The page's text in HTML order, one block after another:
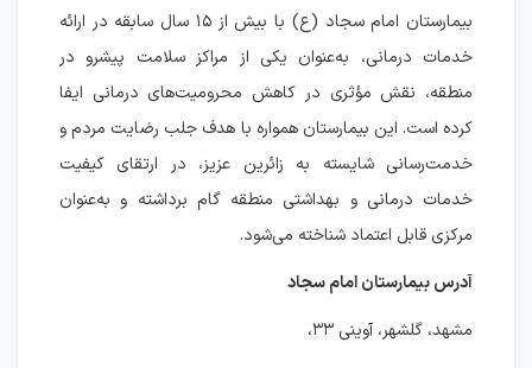
بیمارستان امام سجاد (ع) با بیش از ۱۵ سال سابقه در ارائه
خدمات درمانی، به‌عنوان یکی از مراکز سلامت پیشرو در
منطقه، نقش مؤثری در کاهش محرومیت‌های درمانی ایفا
کرده است. این بیمارستان همواره با هدف جلب رضایت مردم و
خدمت‌رسانی شایسته به زائرین عزیز، در ارتقای کیفیت
خدمات درمانی و بهداشتی منطقه گام برداشته و به‌عنوان
مرکزی قابل اعتماد شناخته می‌شود.
آدرس بیمارستان امام سجاد
مشهد، گلشهر، آوینی ۳۳،